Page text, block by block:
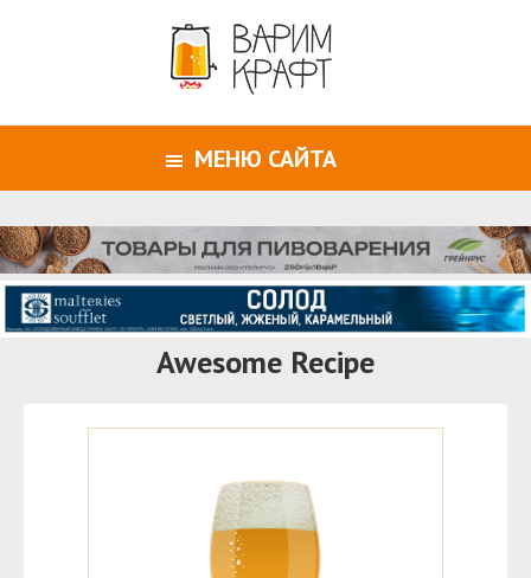
МЕНЮ САЙТА
Awesome Recipe